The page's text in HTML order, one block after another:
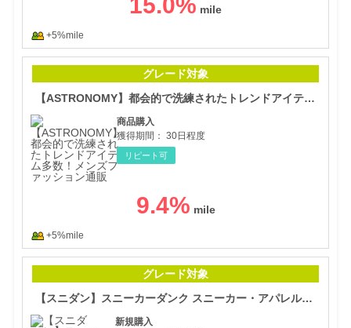
+5%mile
グレード対象
【ASTRONOMY】都会的で洗練されたトレンドアイテム多数！メンズファッション通販
商品購入
獲得期間： 30日程度
リピート可
9.4%
+5%mile
グレード対象
【スニダン】スニーカーダンク スニーカー・アパレルのフリマサービス
新規購入